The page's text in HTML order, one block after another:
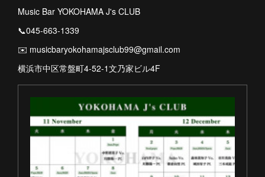
Music Bar YOKOHAMA J's CLUB
📞045-663-1339
✉️ musicbaryokohamajsclub99@gmail.com
横浜市中区常盤町4-52-1文乃家ビル4F